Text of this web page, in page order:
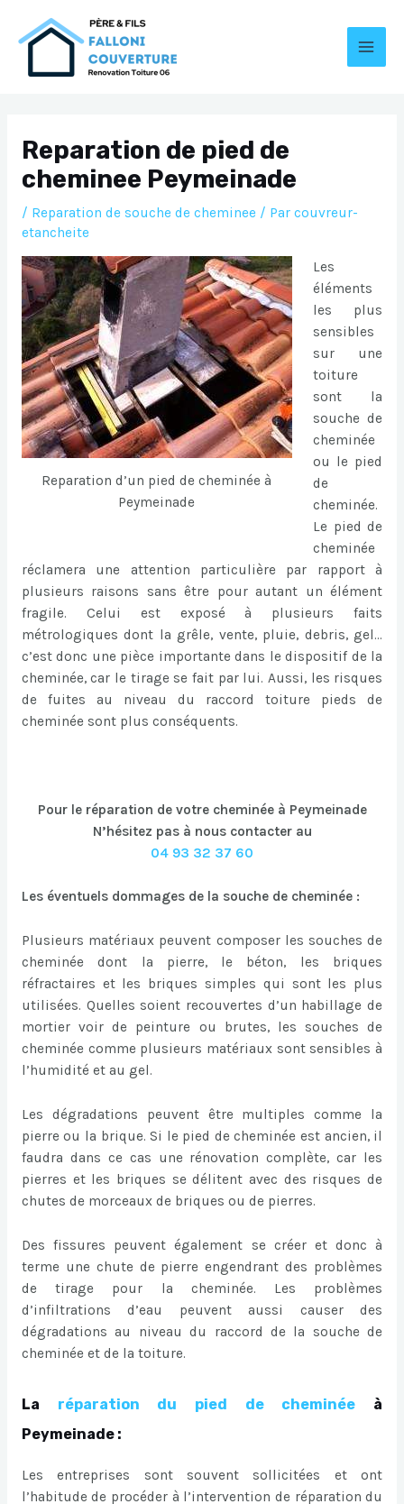
Reparation de pied de
cheminee Peymeinade
/ Reparation de souche de cheminee/ Par couvreur-
etancheite
Reparation d’un pied de cheminée à
Peymeinade
Les
éléments
les plus
sensibles
sur une
toiture
sont la
souche de
cheminée
ou le pied
de
cheminée.
Le pied de
cheminée
réclamera une attention particulière par rapport à
plusieurs raisons sans être pour autant un élément
fragile. Celui est exposé à plusieurs faits
métrologiques dont la grêle, vente, pluie, debris, gel…
c’est donc une pièce importante dans le dispositif de la
cheminée, car le tirage se fait par lui. Aussi, les risques
de fuites au niveau du raccord toiture pieds de
cheminée sont plus conséquents.
Pour le réparation de votre cheminée à Peymeinade
N’hésitez pas à nous contacter au
04 93 32 37 60
Les éventuels dommages de la souche de cheminée :
Plusieurs matériaux peuvent composer les souches de
cheminée dont la pierre, le béton, les briques
réfractaires et les briques simples qui sont les plus
utilisées. Quelles soient recouvertes d’un habillage de
mortier voir de peinture ou brutes, les souches de
cheminée comme plusieurs matériaux sont sensibles à
l’humidité et au gel.
Les dégradations peuvent être multiples comme la
pierre ou la brique. Si le pied de cheminée est ancien, il
faudra dans ce cas une rénovation complète, car les
pierres et les briques se délitent avec des risques de
chutes de morceaux de briques ou de pierres.
Des fissures peuvent également se créer et donc à
terme une chute de pierre engendrant des problèmes
de tirage pour la cheminée. Les problèmes
d’infiltrations d’eau peuvent aussi causer des
dégradations au niveau du raccord de la souche de
cheminée et de la toiture.
La réparation du pied de cheminée à
Peymeinade :
Les entreprises sont souvent sollicitées et ont
l’habitude de procéder à l’intervention de réparation du